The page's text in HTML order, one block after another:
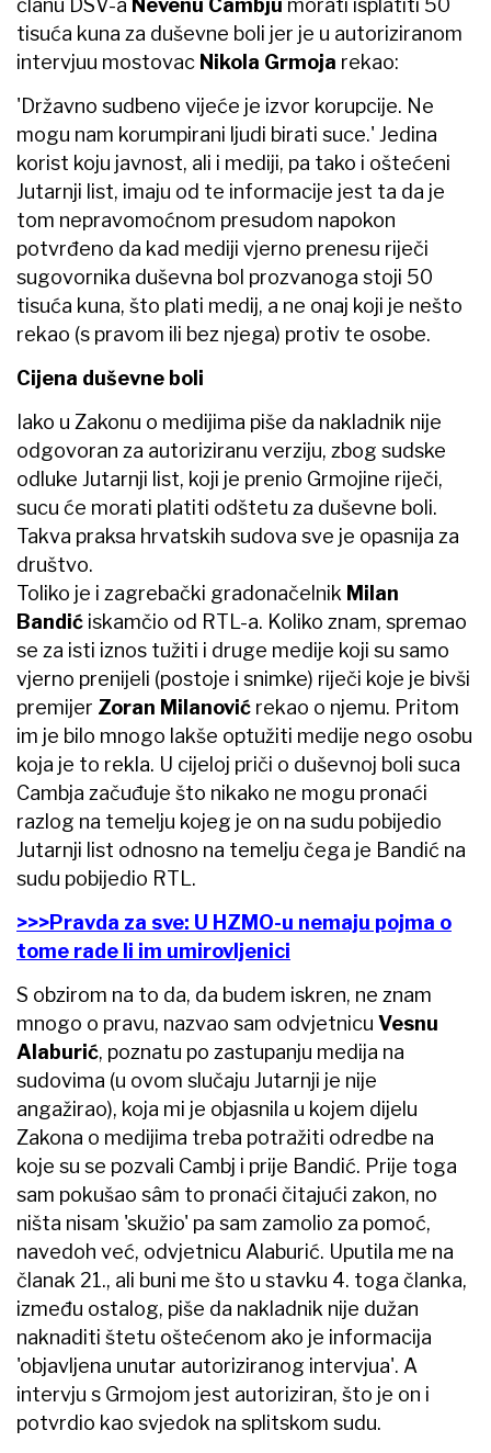
tisuća kuna za duševne boli jer je u autoriziranom
intervjuu mostovac Nikola Grmoja rekao:
'Državno sudbeno vijeće je izvor korupcije. Ne
mogu nam korumpirani ljudi birati suce.' Jedina
korist koju javnost, ali i mediji, pa tako i oštećeni
Jutarnji list, imaju od te informacije jest ta da je
tom nepravomoćnom presudom napokon
potvrđeno da kad mediji vjerno prenesu riječi
sugovornika duševna bol prozvanoga stoji 50
tisuća kuna, što plati medij, a ne onaj koji je nešto
rekao (s pravom ili bez njega) protiv te osobe.
Cijena duševne boli
Iako u Zakonu o medijima piše da nakladnik nije
odgovoran za autoriziranu verziju, zbog sudske
odluke Jutarnji list, koji je prenio Grmojine riječi,
sucu će morati platiti odštetu za duševne boli.
Takva praksa hrvatskih sudova sve je opasnija za
društvo.
Toliko je i zagrebački gradonačelnik Milan
Bandić iskamčio od RTL-a. Koliko znam, spremao
se za isti iznos tužiti i druge medije koji su samo
vjerno prenijeli (postoje i snimke) riječi koje je bivši
premijer Zoran Milanović rekao o njemu. Pritom
im je bilo mnogo lakše optužiti medije nego osobu
koja je to rekla. U cijeloj priči o duševnoj boli suca
Cambja začuđuje što nikako ne mogu pronaći
razlog na temelju kojeg je on na sudu pobijedio
Jutarnji list odnosno na temelju čega je Bandić na
sudu pobijedio RTL.
>>>Pravda za sve: U HZMO-u nemaju pojma o
tome rade li im umirovljenici
S obzirom na to da, da budem iskren, ne znam
mnogo o pravu, nazvao sam odvjetnicu Vesnu
Alaburić, poznatu po zastupanju medija na
sudovima (u ovom slučaju Jutarnji je nije
angažirao), koja mi je objasnila u kojem dijelu
Zakona o medijima treba potražiti odredbe na
koje su se pozvali Cambj i prije Bandić. Prije toga
sam pokušao sâm to pronaći čitajući zakon, no
ništa nisam 'skužio' pa sam zamolio za pomoć,
navedoh već, odvjetnicu Alaburić. Uputila me na
članak 21., ali buni me što u stavku 4. toga članka,
između ostalog, piše da nakladnik nije dužan
naknaditi štetu oštećenom ako je informacija
'objavljena unutar autoriziranog intervjua'. A
intervju s Grmojom jest autoriziran, što je on i
potvrdio kao svjedok na splitskom sudu.